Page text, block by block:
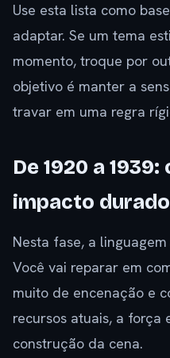
Use esta lista como
adaptar. Se um tema
momento, troque por
objetivo é manter a
travar em uma regra
De 1920 a
impacto
Nesta fase, a
Você vai reparar em
muito de encenação e
recursos atuais, a força
construção da cena.